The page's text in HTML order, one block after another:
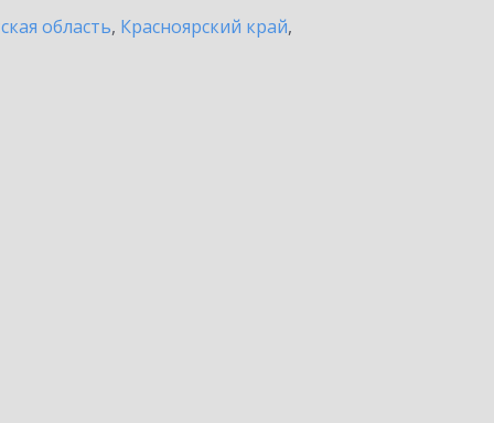
область, Красноярский край,